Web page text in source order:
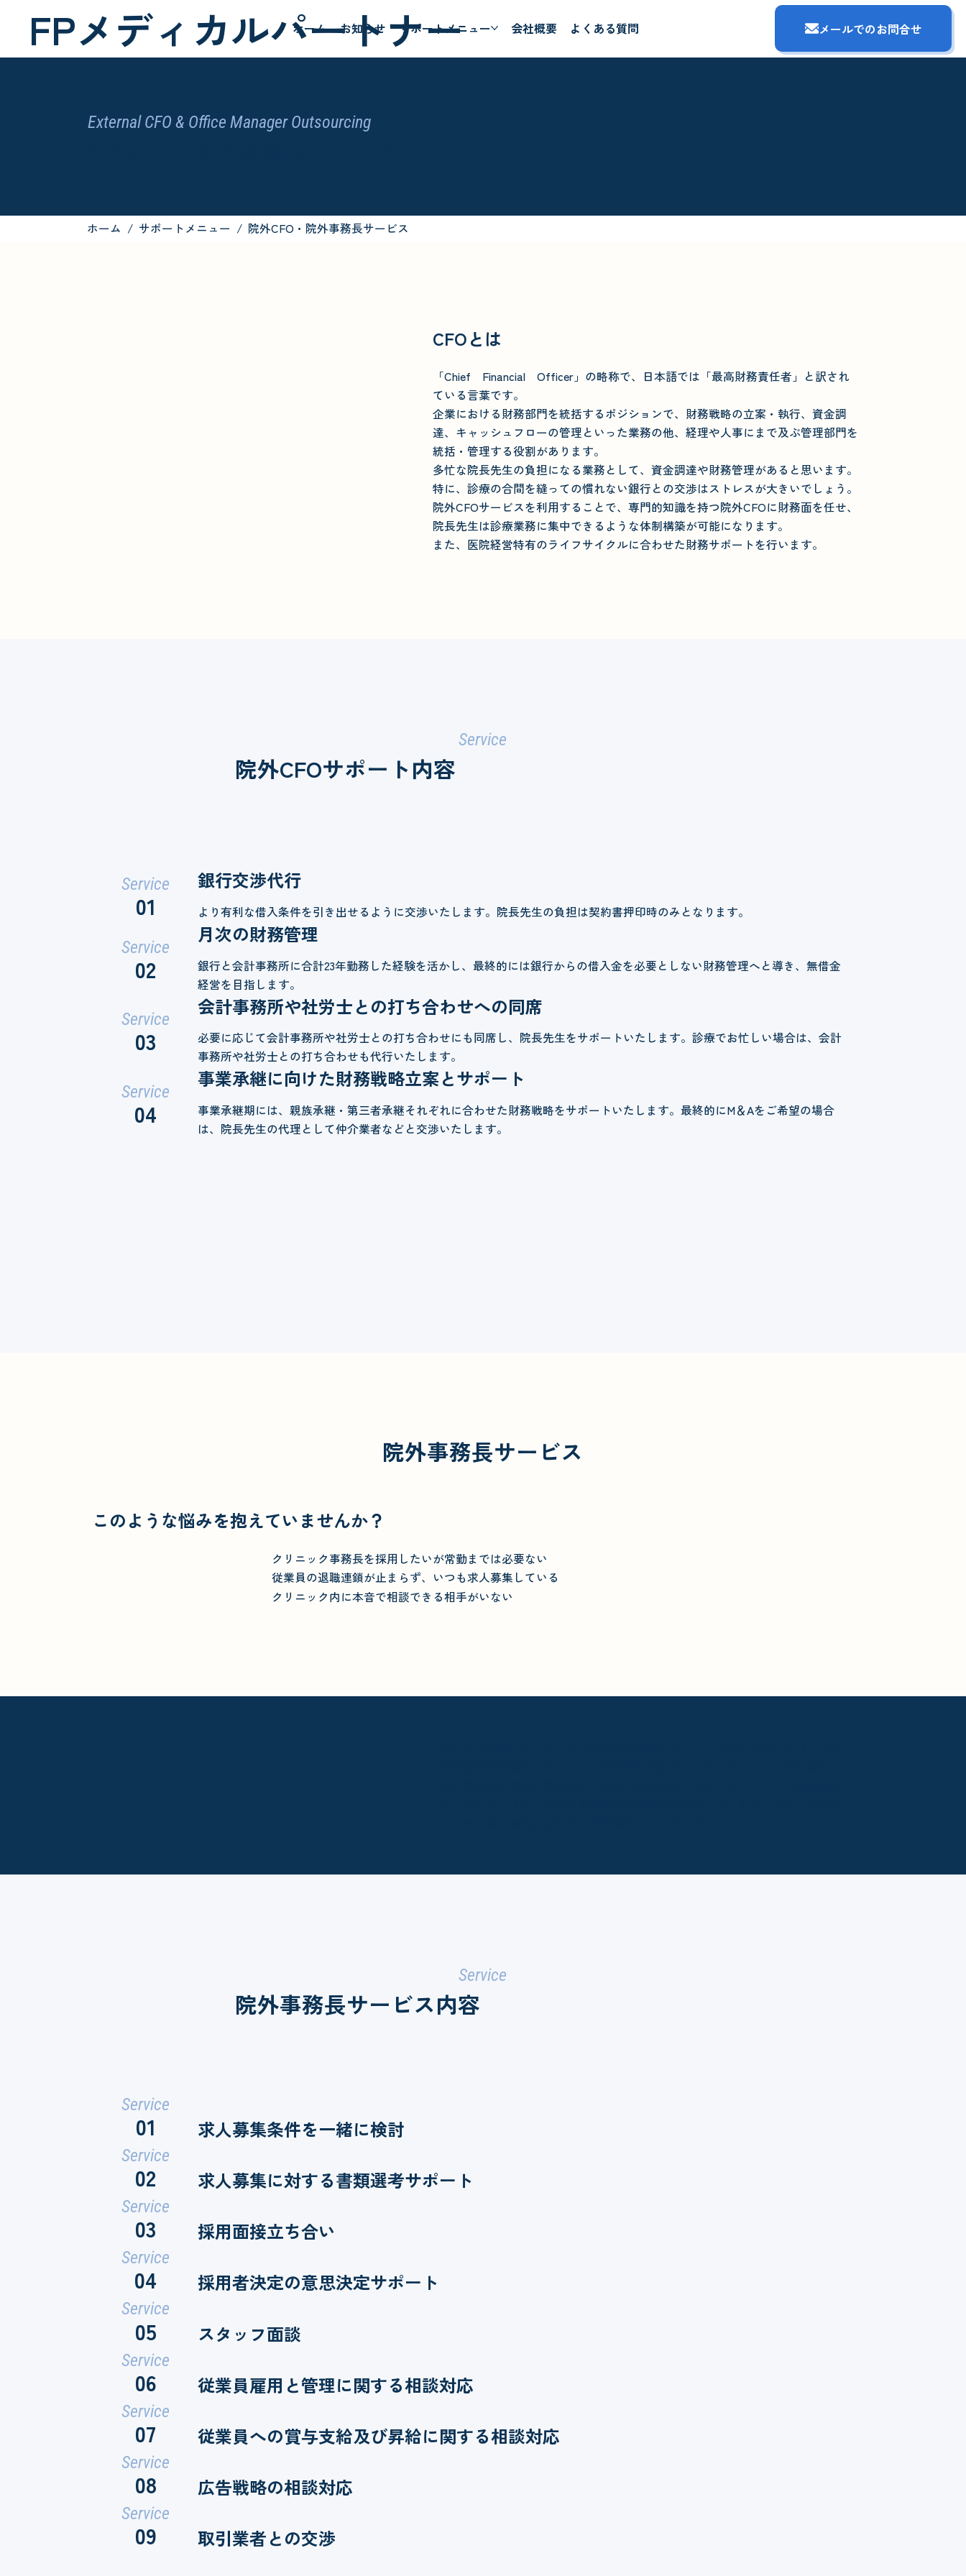
ホーム お知らせ サポートメニュー 会社概要 よくある質問 メールでのお問合せ
FPメディカルパートナー
External CFO & Office Manager Outsourcing
ホーム / サポートメニュー / 院外CFO・院外事務長サービス
CFOとは
「Chief Financial Officer」の略称で、日本語では「最高財務責任者」と訳され
ている言葉です。
企業における財務部門を統括するポジションで、財務戦略の立案・執行、資金調
達、キャッシュフローの管理といった業務の他、経理や人事にまで及ぶ管理部門を
統括・管理する役割があります。
多忙な院長先生の負担になる業務として、資金調達や財務管理があると思います。
特に、診療の合間を縫っての慣れない銀行との交渉はストレスが大きいでしょう。
院外CFOサービスを利用することで、専門的知識を持つ院外CFOに財務面を任せ、
院長先生は診療業務に集中できるような体制構築が可能になります。
また、医院経営特有のライフサイクルに合わせた財務サポートを行います。
Service
院外CFOサポート内容
Service
01
銀行交渉代行
より有利な借入条件を引き出せるように交渉いたします。院長先生の負担は契約書押印時のみとなります。
Service
02
月次の財務管理
銀行と会計事務所に合計23年勤務した経験を活かし、最終的には銀行からの借入金を必要としない財務管理へと導き、無借金
経営を目指します。
Service
03
会計事務所や社労士との打ち合わせへの同席
必要に応じて会計事務所や社労士との打ち合わせにも同席し、院長先生をサポートいたします。診療でお忙しい場合は、会計
事務所や社労士との打ち合わせも代行いたします。
Service
04
事業承継に向けた財務戦略立案とサポート
事業承継期には、親族承継・第三者承継それぞれに合わせた財務戦略をサポートいたします。最終的にM＆Aをご希望の場合
は、院長先生の代理として仲介業者などと交渉いたします。
院外事務長サービス
このような悩みを抱えていませんか？
クリニック事務長を採用したいが常勤までは必要ない
従業員の退職連鎖が止まらず、いつも求人募集している
クリニック内に本音で相談できる相手がいない
Service
院外事務長サービス内容
Service
01 求人募集条件を一緒に検討
Service
02 求人募集に対する書類選考サポート
Service
03 採用面接立ち合い
Service
04 採用者決定の意思決定サポート
Service
05 スタッフ面談
Service
06 従業員雇用と管理に関する相談対応
Service
07 従業員への賞与支給及び昇給に関する相談対応
Service
08 広告戦略の相談対応
Service
09 取引業者との交渉